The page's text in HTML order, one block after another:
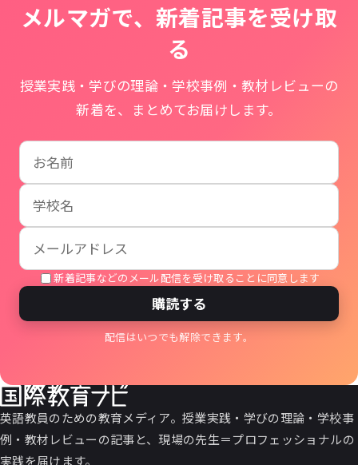
メルマガで、新着記事を受け取
る
授業実践・学びの理論・学校事例・教材レビューの
新着を、まとめてお届けします。
お名前
学校名
メールアドレス
新着記事などのメール配信を受け取ることに同意します
購読する
配信はいつでも解除できます。
英語教員のための教育メディア。授業実践・学びの理論・学校事
例・教材レビューの記事と、現場の先生＝プロフェッショナルの
実践を届けます。